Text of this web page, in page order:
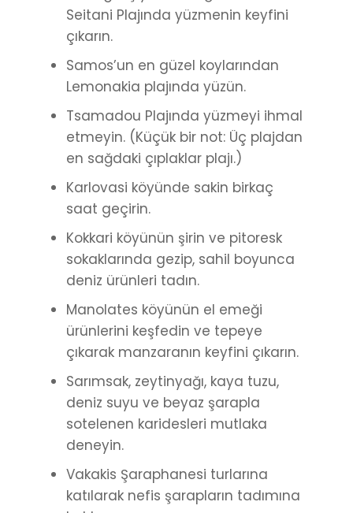
Seitani Plajında yüzmenin keyfini
çıkarın.
Samos’un en güzel koylarından
Lemonakia plajında yüzün.
Tsamadou Plajında yüzmeyi ihmal
etmeyin. (Küçük bir not: Üç plajdan
en sağdaki çıplaklar plajı.)
Karlovasi köyünde sakin birkaç
saat geçirin.
Kokkari köyünün şirin ve pitoresk
sokaklarında gezip, sahil boyunca
deniz ürünleri tadın.
Manolates köyünün el emeği
ürünlerini keşfedin ve tepeye
çıkarak manzaranın keyfini çıkarın.
Sarımsak, zeytinyağı, kaya tuzu,
deniz suyu ve beyaz şarapla
sotelenen karidesleri mutlaka
deneyin.
Vakakis Şaraphanesi turlarına
katılarak nefis şarapların tadımına